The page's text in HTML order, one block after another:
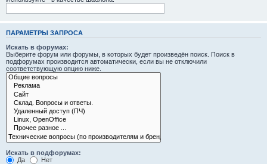
ПАРАМЕТРЫ ЗАПРОСА
Искать в форумах:
Выберите форум или форумы, в которых будет произведён поиск. Поиск в
подфорумах производится автоматически, если вы не отключили
соответствующую опцию ниже.
Искать в подфорумах:
Да
Нет